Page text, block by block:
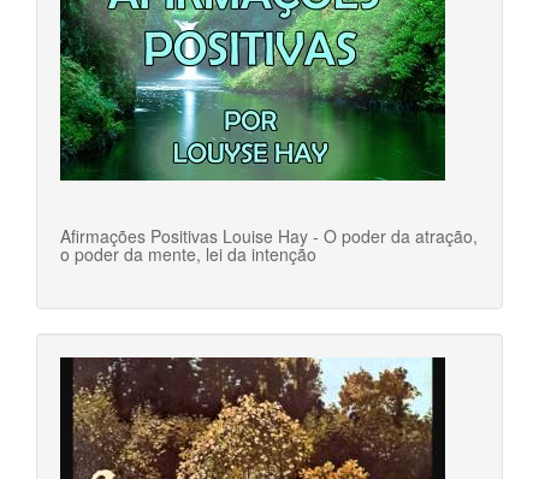
Afirmações Positivas Louise Hay - O poder da atração,
o poder da mente, lei da intenção